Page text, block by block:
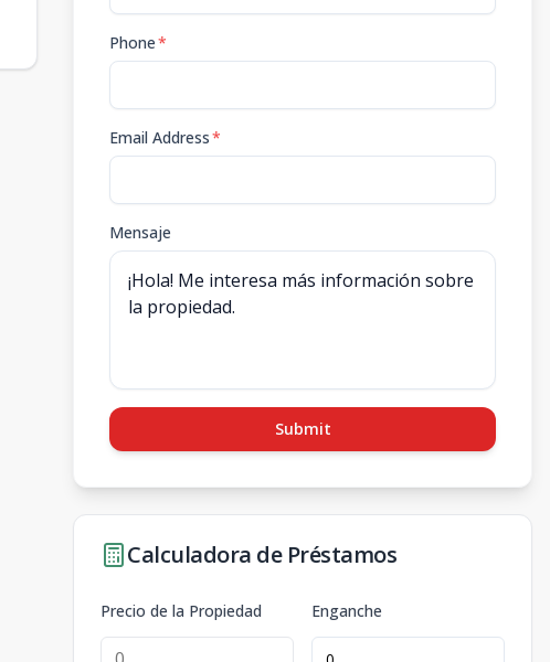
Phone*
Email Address*
Mensaje
Submit
Calculadora de Préstamos
Precio de la Propiedad Enganche